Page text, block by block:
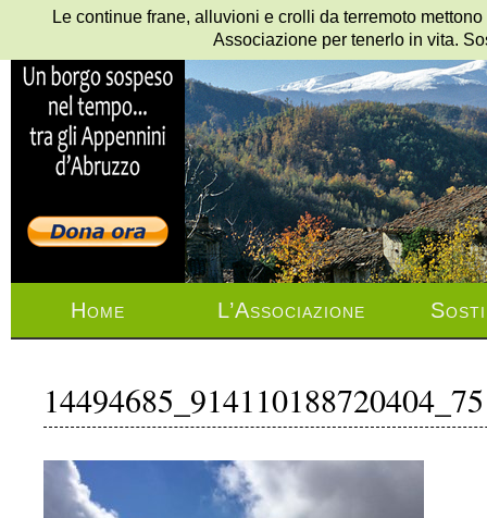
Home L’Associazione
Le continue frane, alluvioni e crolli da terremoto
Associazione per tenerlo in vita.